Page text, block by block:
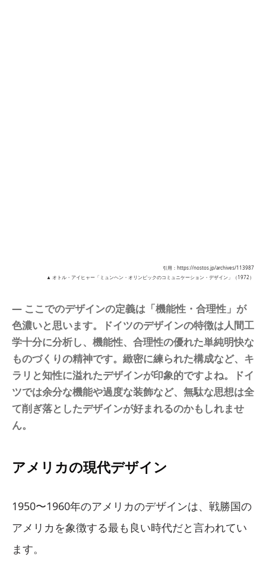
引用：https://nostos.jp/archives/113987
▲ オトル・アイヒャー「ミュンヘン・オリンピックのコミュニケーション・デザイン」（1972）
― ここでのデザインの定義は「機能性・合理性」が
色濃いと思います。ドイツのデザインの特徴は人間工
学十分に分析し、機能性、合理性の優れた単純明快な
ものづくりの精神です。緻密に練られた構成など、キ
ラリと知性に溢れたデザインが印象的ですよね。ドイ
ツでは余分な機能や過度な装飾など、無駄な思想は全
て削ぎ落としたデザインが好まれるのかもしれませ
ん。
アメリカの現代デザイン
1950〜1960年のアメリカのデザインは、戦勝国の
アメリカを象徴する最も良い時代だと言われてい
ます。